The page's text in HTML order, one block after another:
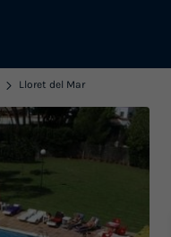
Lloret del Mar